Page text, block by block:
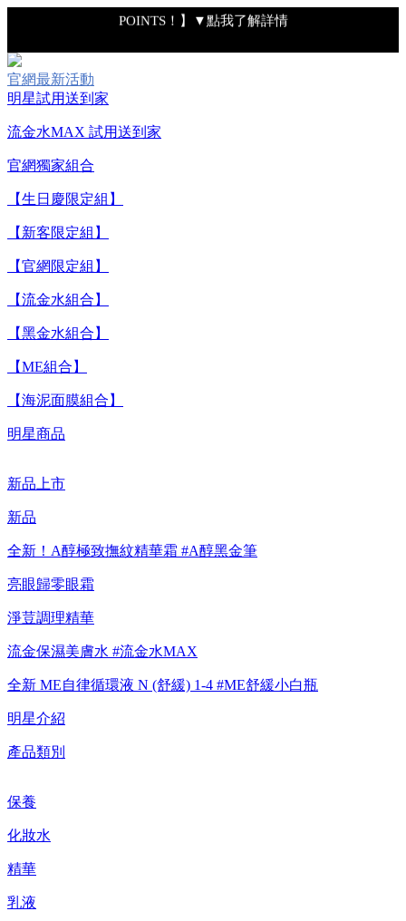
POINTS！】▼點我了解詳情
【綁定中信LINE Pay卡享最高6%回饋▼點我了解詳情】
【重要公告】IPSA 無法驗證非官方通路銷售之品牌商品的真實
性，也無法協助此類商品的售後服務
【8/4-8/9 單筆消費滿$3,000現折$300】
【重要公告】IPSA 無法驗證非官方通路銷售之品牌商品的真實
官網最新活動
明星試用送到家
流金水MAX 試用送到家
官網獨家組合
【生日慶限定組】
【新客限定組】
【官網限定組】
【流金水組合】
【黑金水組合】
【ME組合】
【海泥面膜組合】
明星商品
新品上市
新品
全新！A醇極致撫紋精華霜 #A醇黑金筆
亮眼歸零眼霜
淨荳調理精華
流金保濕美膚水 #流金水MAX
全新 ME自律循環液 N (舒緩) 1-4 #ME舒緩小白瓶
明星介紹
產品類別
保養
化妝水
精華
乳液